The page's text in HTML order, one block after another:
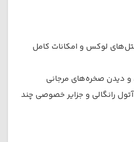
لوکس و امکانات کامل
و دیدن صخره‌های مرجانی
رانگالی و جزایر خصوصی چند